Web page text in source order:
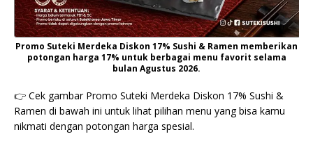
Promo Suteki Merdeka Diskon 17% Sushi & Ramen memberikan
potongan harga 17% untuk berbagai menu favorit selama
bulan Agustus 2026.
👉 Cek gambar Promo Suteki Merdeka Diskon 17% Sushi &
Ramen di bawah ini untuk lihat pilihan menu yang bisa kamu
nikmati dengan potongan harga spesial.